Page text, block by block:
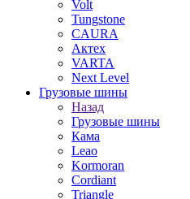
Volt
Tungstone
CAURA
Актех
VARTA
Next Level
Грузовые шины
Назад
Грузовые шины
Кама
Leao
Kormoran
Cordiant
Triangle